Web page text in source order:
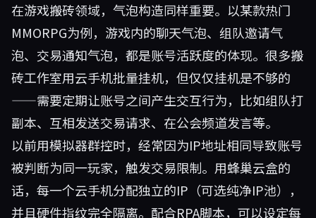
在游戏搬砖领域，气泡构造同样重要。以某款热门
MMORPG为例，游戏内的聊天气泡、组队邀请气
泡、交易通知气泡，都是账号活跃度的体现。很多搬
砖工作室用云手机批量挂机，但仅仅挂机是不够的
——需要定期让账号之间产生交互行为，比如组队打
副本、互相发送交易请求、在公会频道发言等。
以前用模拟器群控时，经常因为IP地址相同导致账号
被判断为同一玩家，触发交易限制。用蜂巢云盒的
话，每一个云手机分配独立的IP（可选纯净IP池），
并且硬件指纹完全隔离。配合RPA脚本，可以设定每